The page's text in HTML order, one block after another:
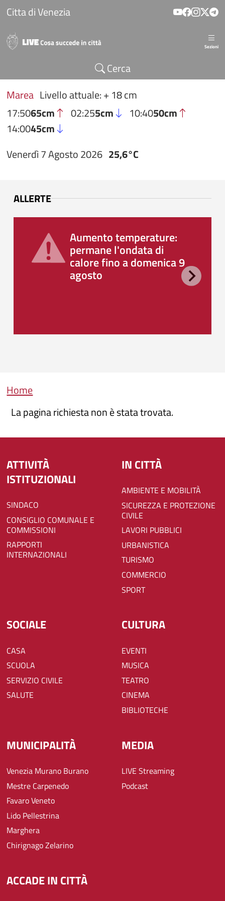
Salta al contenuto principale
Citta di Venezia
Sezioni
Cerca
Marea Livello attuale: + 18 cm
17:5065cm 02:255cm 10:4050cm
14:0045cm
Venerdì 7 Agosto 2026 25,6°C
ALLERTE
Aumento temperature:
permane l'ondata di
calore fino a domenica 9
agosto
Briciole di pane
Home
La pagina richiesta non è stata trovata.
ATTIVITÀ
ISTITUZIONALI
SINDACO
CONSIGLIO COMUNALE E
COMMISSIONI
RAPPORTI
INTERNAZIONALI
IN CITTÀ
AMBIENTE E MOBILITÀ
SICUREZZA E PROTEZIONE
CIVILE
LAVORI PUBBLICI
URBANISTICA
TURISMO
COMMERCIO
SPORT
SOCIALE
CASA
SCUOLA
SERVIZIO CIVILE
SALUTE
CULTURA
EVENTI
MUSICA
TEATRO
CINEMA
BIBLIOTECHE
MUNICIPALITÀ
Venezia Murano Burano
Mestre Carpenedo
Favaro Veneto
Lido Pellestrina
Marghera
Chirignago Zelarino
MEDIA
LIVE Streaming
Podcast
ACCADE IN CITTÀ